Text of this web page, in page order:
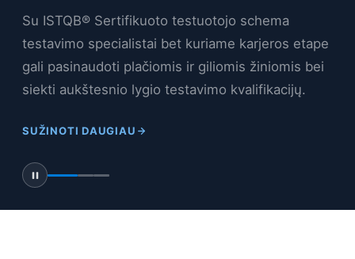
individualūs asmenys gali tapti ISTQB®
akredituotais mokymų teikėjais pagal nustatytas
taisykles. Susipažinkite su LTSTQB akredituotų
mokymų teikėjų sąrašu Lietuvoje arba sužinokite,